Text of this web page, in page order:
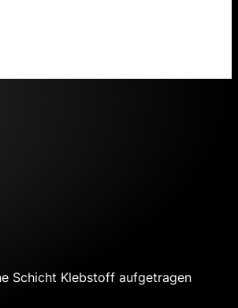
Schicht Klebstoff aufgetragen